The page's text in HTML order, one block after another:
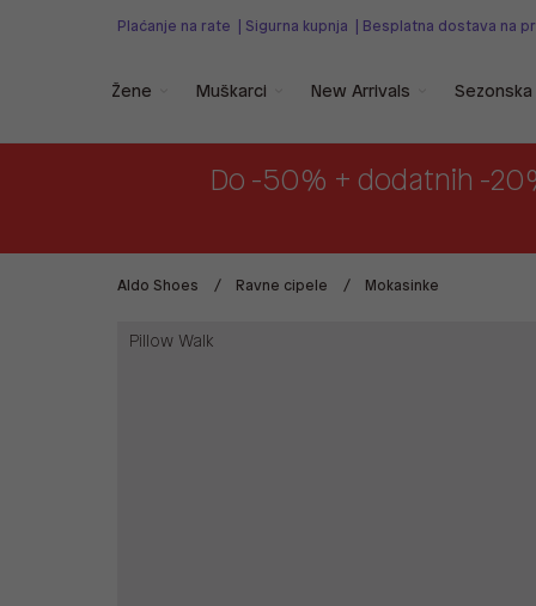
Plaćanje na rate Sigurna kupnja Besplatna dostava na
Žene Muškarci New Arrivals
Do -50% + dodatnih -
Aldo Shoes Ravne cipele Mokasinke
Pillow Walk